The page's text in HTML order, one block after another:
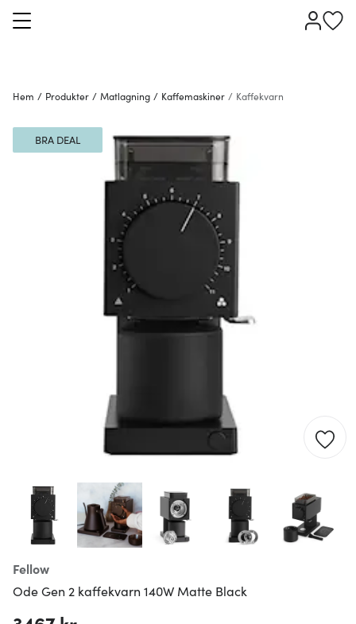
Hem / Produkter / Matlagning / Kaffemaskiner / Kaffekvarn
Fellow
Ode Gen 2 kaffekvarn 140W Matte Black
BRA DEAL